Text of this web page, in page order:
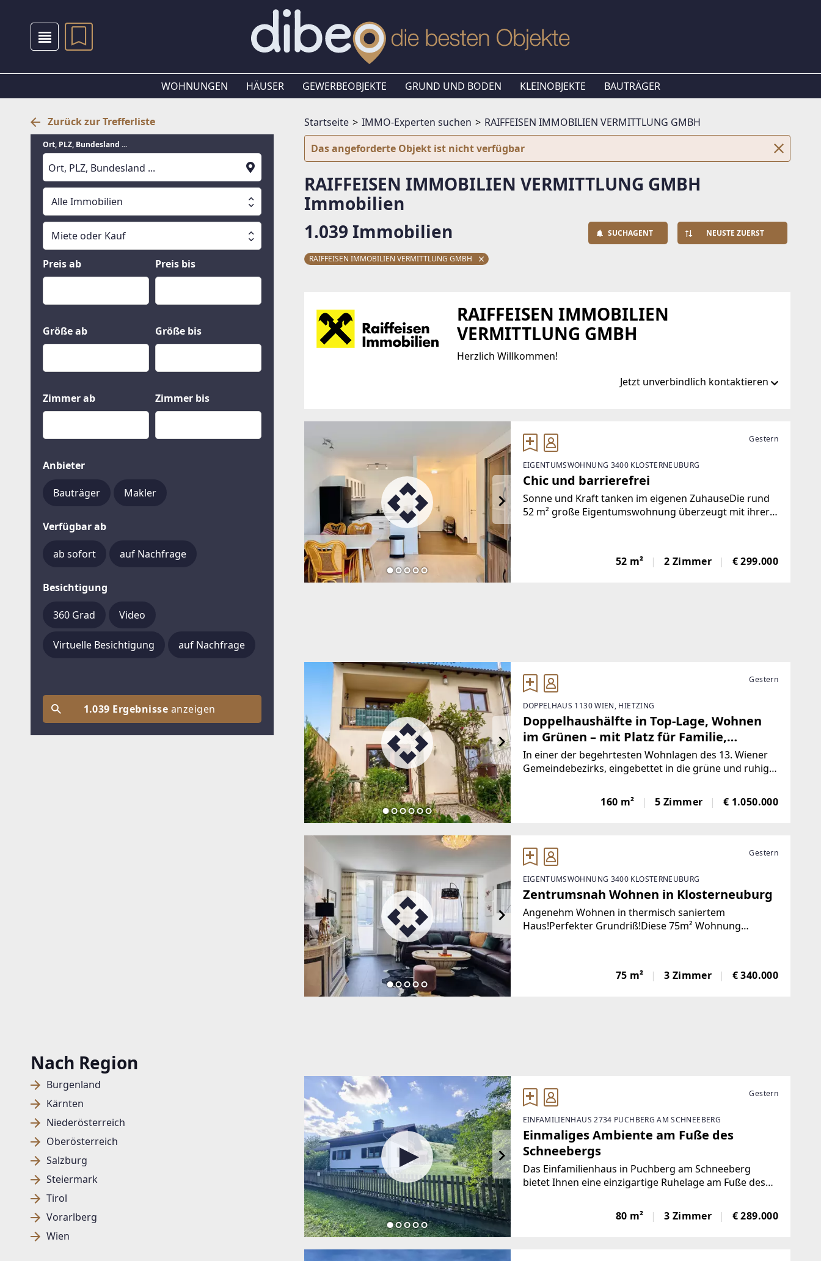
WOHNUNGEN HÄUSER GEWERBEOBJEKTE GRUND UND BODEN KLEINOBJEKTE BAUTRÄGER
Zurück zur Trefferliste
Ort, PLZ, Bundesland ...
Suche läuft
Alle Immobilien
Alle Immobilien
Häuser
Grund und Boden
Miete oder Kauf
Miete oder Kauf
Kauf
Preis ab Preis bis
Größe ab Größe bis
Zimmer ab Zimmer bis
Anbieter
Bauträger Makler
Verfügbar ab
ab sofort auf Nachfrage
Besichtigung
360 Grad Video
Virtuelle Besichtigung auf Nachfrage
1.039 Ergebnisse anzeigen
Nach Region
Burgenland
Kärnten
Niederösterreich
Oberösterreich
Salzburg
Steiermark
Tirol
Vorarlberg
Wien
Startseite IMMO-Experten suchen
RAIFFEISEN IMMOBILIEN VERMITTLUNG GMBH
Das angeforderte Objekt ist nicht verfügbar
RAIFFEISEN IMMOBILIEN VERMITTLUNG GMBH
Immobilien
1.039 Immobilien
SUCHAGENT NEUSTE ZUERST
RAIFFEISEN IMMOBILIEN VERMITTLUNG GMBH
RAIFFEISEN IMMOBILIEN
VERMITTLUNG GMBH
Herzlich Willkommen!
Jetzt unverbindlich kontaktieren
F.-W.-Raiffeisen-Platz 1
1020 Wien, Leopoldstadt
+43 (0) 5 17 517
http://www.riv.at/
EMAIL
office@riv.at
Gestern
EIGENTUMSWOHNUNG 3400 KLOSTERNEUBURG
Chic und barrierefrei
Sonne und Kraft tanken im eigenen ZuhauseDie rund
52 m² große Eigentumswohnung überzeugt mit ihrer
52 m² 2 Zimmer € 299.000
Gestern
DOPPELHAUS 1130 WIEN, HIETZING
Doppelhaushälfte in Top-Lage, Wohnen
im Grünen – mit Platz für Familie,
Generationen und neue Lebensideen
In einer der begehrtesten Wohnlagen des 13. Wiener
Gemeindebezirks, eingebettet in die grüne und ruhige
besondere Immobilie mit außergewöhnlichem
Potenzial. Diese charmante Doppelhaushälfte vereint
160 m² 5 Zimmer € 1.050.000
Gestern
EIGENTUMSWOHNUNG 3400 KLOSTERNEUBURG
Zentrumsnah Wohnen in Klosterneuburg
Angenehm Wohnen in thermisch saniertem
Haus!Perfekter Grundriß!Diese 75m² Wohnung
75 m² 3 Zimmer € 340.000
Gestern
EINFAMILIENHAUS 2734 PUCHBERG AM SCHNEEBERG
Einmaliges Ambiente am Fuße des
Schneebergs
Das Einfamilienhaus in Puchberg am Schneeberg
bietet Ihnen eine einzigartige Ruhelage am Fuße des
ein Zuhause, das Qualität und Gemütlichkeit perfekt
verbindet. Ideal als Rückzugsort oder dauerhafter
80 m² 3 Zimmer € 289.000